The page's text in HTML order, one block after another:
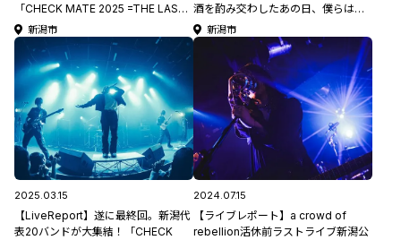
「CHECK MATE 2025 =THE LAST=
at 新潟LOTS《DAY2》」
2025.03.02
新潟市
酒を酌み交わしたあの日、僕らは新
潟にいた。』
新潟市
2025.03.15
【LiveReport】遂に最終回。新潟代
表20バンドが大集結！「CHECK
2024.07.15
【ライブレポート】a crowd of
rebellion活休前ラストライブ新潟公